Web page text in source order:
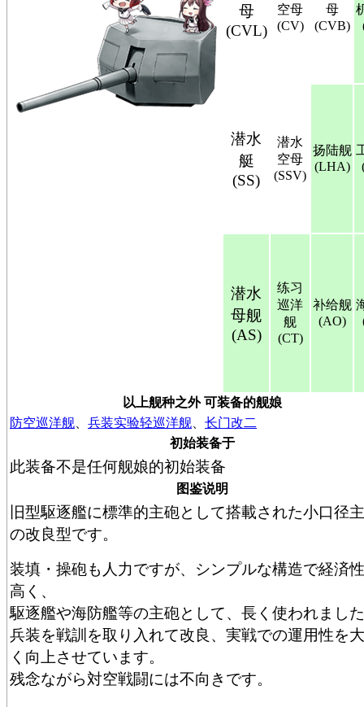
母
(CVL)
空母
(CV)
母
(CVB)
潜水
艇
(SS)
潜水
空母
(SSV)
扬陆舰
(LHA)
潜水
母舰
(AS)
练习
巡洋
舰
(CT)
补给舰
(AO)
以上舰种之外 可装备的舰娘
防空巡洋舰
兵装实验轻巡洋舰
长门改二
初始装备于
此装备不是任何舰娘的初始装备
图鉴说明
旧型駆逐艦に標準的主砲として搭載された小口径
の改良型です。
装填・操砲も人力ですが、シンプルな構造で経済
高く、
駆逐艦や海防艦等の主砲として、長く使われまし
兵装を戦訓を取り入れて改良、実戦での運用性を
く向上させています。
残念ながら対空戦闘には不向きです。